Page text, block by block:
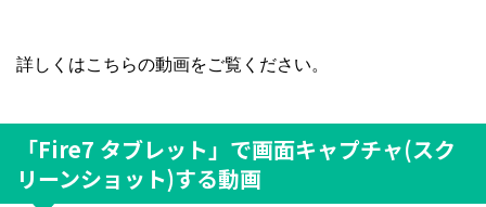
詳しくはこちらの動画をご覧ください。
「Fire7 タブレット」で画面キャプチャ(スク
リーンショット)する動画